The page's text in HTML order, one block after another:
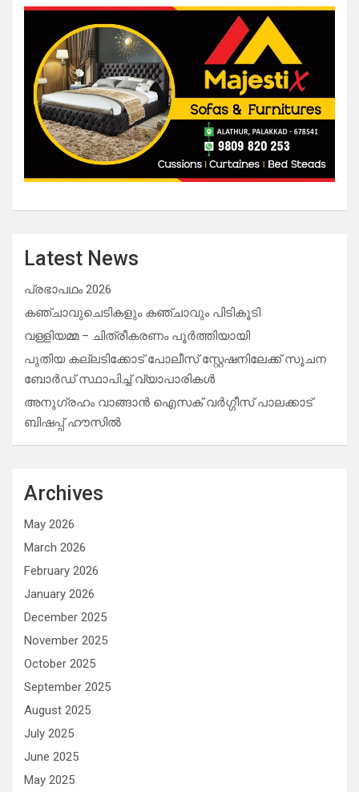
Latest News
പ്രഭാപഥം 2026
കഞ്ചാവുചെടികളും കഞ്ചാവും പിടികൂടി
വള്ളിയമ്മ – ചിത്രീകരണം പൂർത്തിയായി
പുതിയ കല്ലടിക്കോട് പോലീസ് സ്റ്റേഷനിലേക്ക് സൂചന
ബോർഡ് സ്ഥാപിച്ച് വ്യാപാരികൾ
അനുഗ്രഹം വാങ്ങാൻ ഐസക് വര്‍ഗ്ഗീസ് പാലക്കാട്
ബിഷപ്പ് ഹൗസില്‍
Archives
May 2026
March 2026
February 2026
January 2026
December 2025
November 2025
October 2025
September 2025
August 2025
July 2025
June 2025
May 2025